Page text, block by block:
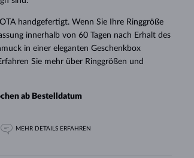
handgefertigt. Wenn Sie Ihre Ringgröße
innerhalb von 60 Tagen nach Erhalt des
in einer eleganten Geschenkbox
Sie mehr über Ringgrößen und
ab Bestelldatum
MEHR DETAILS ERFAHREN